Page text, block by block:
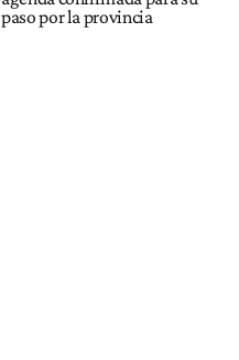
paso por la provincia